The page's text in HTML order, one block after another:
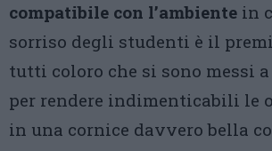
compatibile con l’ambiente in
sorriso degli studenti è il
tutti coloro che si sono messi
per rendere indimenticabili le
in una cornice davvero bella